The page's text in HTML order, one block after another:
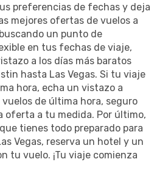
preferencias de fechas y deja
mejores ofertas de vuelos a
un punto de
en tus fechas de viaje,
a los días más baratos
hasta Las Vegas. Si tu viaje
hora, echa un vistazo a
de última hora, seguro
oferta a tu medida. Por último,
tienes todo preparado para
Vegas, reserva un hotel y un
tu vuelo. ¡Tu viaje comienza